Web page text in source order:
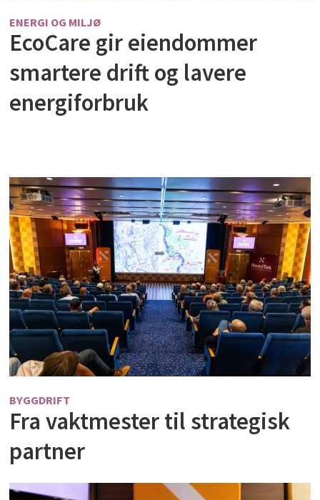
ENERGI OG MILJØ
EcoCare gir eiendommer
smartere drift og lavere
energiforbruk
BYGGDRIFT
Fra vaktmester til strategisk
partner